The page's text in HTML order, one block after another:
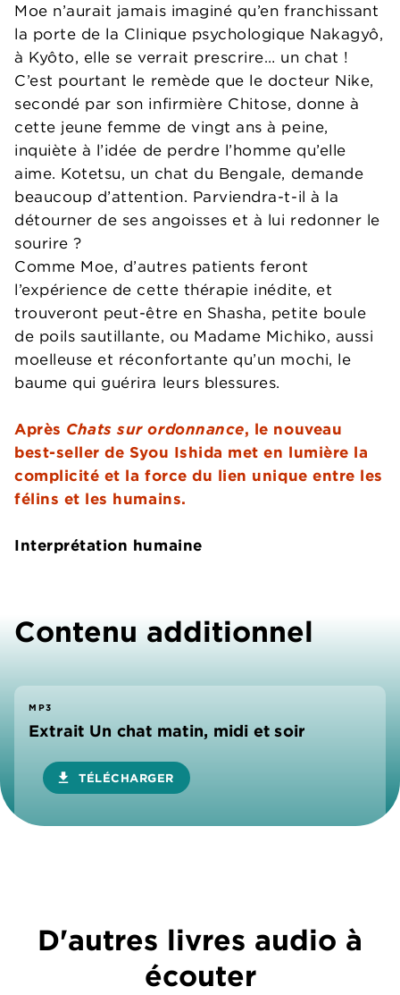
Moe n’aurait jamais imaginé qu’en franchissant
la porte de la Clinique psychologique Nakagyô,
à Kyôto, elle se verrait prescrire… un chat !
C’est pourtant le remède que le docteur Nike,
secondé par son infirmière Chitose, donne à
cette jeune femme de vingt ans à peine,
inquiète à l’idée de perdre l’homme qu’elle
aime. Kotetsu, un chat du Bengale, demande
beaucoup d’attention. Parviendra-t-il à la
détourner de ses angoisses et à lui redonner le
sourire ?
Comme Moe, d’autres patients feront
l’expérience de cette thérapie inédite, et
trouveront peut-être en Shasha, petite boule
de poils sautillante, ou Madame Michiko, aussi
moelleuse et réconfortante qu’un mochi, le
baume qui guérira leurs blessures.
Après Chats sur ordonnance, le nouveau
best-seller de Syou Ishida met en lumière la
complicité et la force du lien unique entre les
félins et les humains.
Interprétation humaine
Contenu additionnel
MP3
Extrait Un chat matin, midi et soir
download TÉLÉCHARGER
D'autres livres audio à
écouter